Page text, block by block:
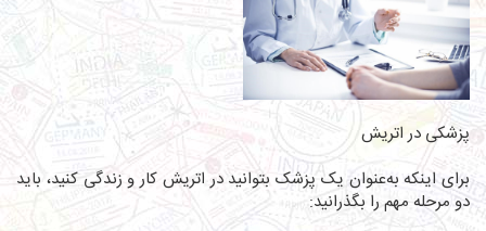
پزشکی در اتریش
برای اینکه به‌عنوان یک پزشک بتوانید در اتریش کار و زندگی کنید، باید
دو مرحله مهم را بگذرانید: